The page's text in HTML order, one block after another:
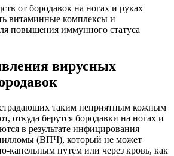
от бородавок на ногах и руках
витаминные комплексы и
повышения иммунного статуса
вирусных
таким неприятным кожным
откуда берутся бородавки на ногах и
в результате инфицирования
(ВПЧ), который не может
капельным путем или через кровь, как